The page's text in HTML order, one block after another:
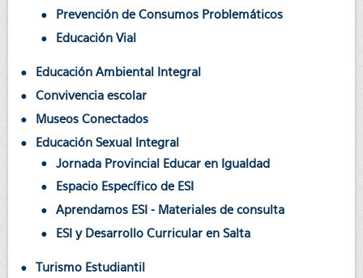
Prevención de Consumos Problemáticos
Educación Vial
Educación Ambiental Integral
Convivencia escolar
Museos Conectados
Educación Sexual Integral
Jornada Provincial Educar en Igualdad
Espacio Específico de ESI
Aprendamos ESI - Materiales de consulta
ESI y Desarrollo Curricular en Salta
Turismo Estudiantil